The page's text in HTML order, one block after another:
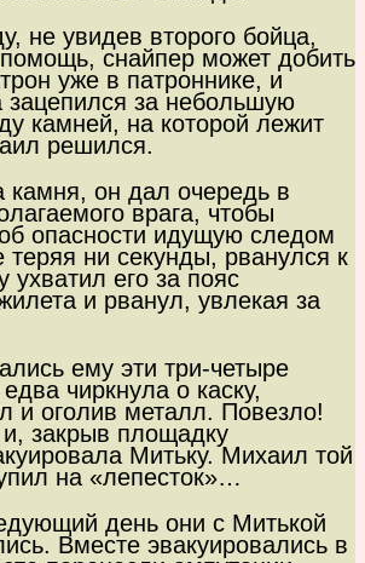
не увидев второго бойца,
снайпер может добить
уже в патроннике, и
зацепился за небольшую
камней, на которой лежит
решился.
камня, он дал очередь в
врага, чтобы
опасности идущую следом
теряя ни секунды, рванулся к
ухватил его за пояс
и рванул, увлекая за
ему эти три-четыре
чиркнула о каску,
и оголив металл. Повезло!
закрыв площадку
Митьку. Михаил той
на «лепесток»…
день они с Митькой
Вместе эвакуировались в